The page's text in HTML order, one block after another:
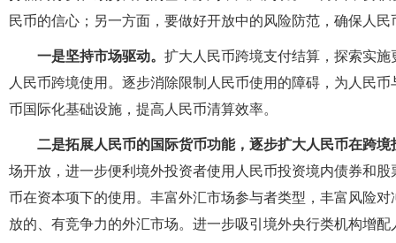
民币的信心；另一方面，要做好开放中的风险防范，确保人
一是坚持市场驱动。 扩大人民币跨境支付结算，探索实
人民币跨境使用。逐步消除限制人民币使用的障碍，为人民
币国际化基础设施，提高人民币清算效率。
二是拓展人民币的国际货币功能，逐步扩大人民币在跨
场开放，进一步便利境外投资者使用人民币投资境内债券和
币在资本项下的使用。丰富外汇市场参与者类型，丰富风险
放的、有竞争力的外汇市场。进一步吸引境外央行类机构增